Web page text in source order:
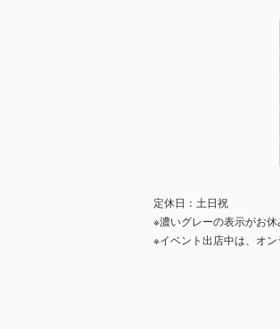
定休日：土日祝
※濃いグレーの表示がお休
※イベント出店中は、オン